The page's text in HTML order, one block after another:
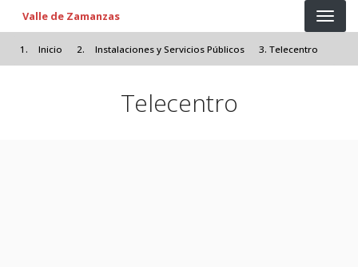
Pasar al contenido principal
Valle de Zamanzas
Inicio Instalaciones y Servicios Públicos Telecentro
Telecentro